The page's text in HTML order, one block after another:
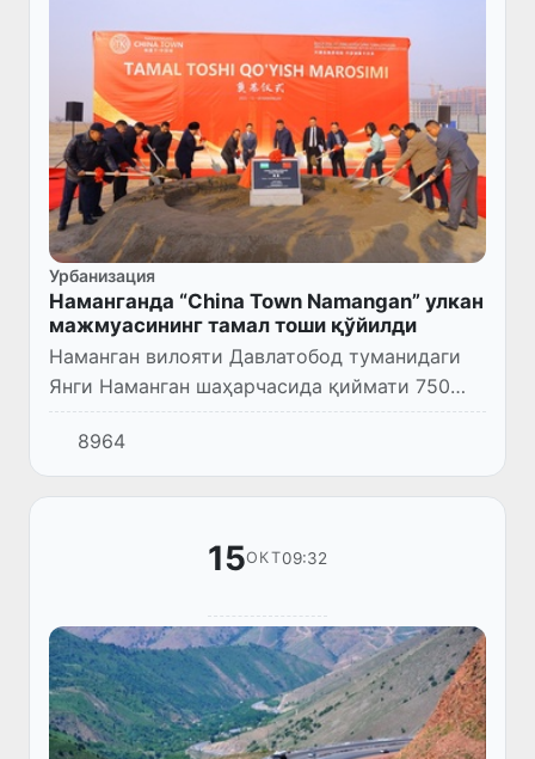
Урбанизация
Наманганда “China Town Namangan” улкан
мажмуасининг тамал тоши қўйилди
Наманган вилояти Давлатобод туманидаги
Янги Наманган шаҳарчасида қиймати 750
млн доллар бўлган China Town Namangan
замонавий турар-жой ва бизнес маркази
қурилиши бошланди.
8964
15ОКТ09:32